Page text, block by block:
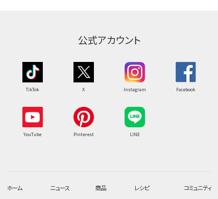
公式アカウント
TikTok X Instagram Facebook
YouTube Pinterest LINE
ホーム ニュース 商品 レシピ コミュニティ